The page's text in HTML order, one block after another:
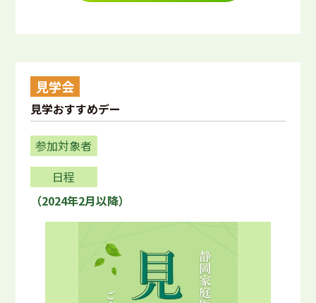
見学会
見学おすすめデー
参加対象者
日程
（2024年2月以降）